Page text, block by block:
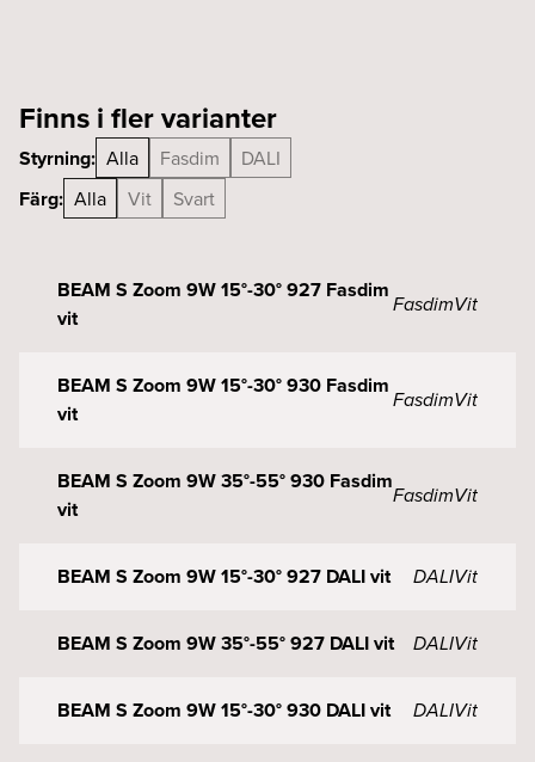
Finns i fler varianter
Styrning: Alla Fasdim DALI
Färg: Alla Vit Svart
BEAM S Zoom 9W 15°-30° 927 Fasdim
vit
FasdimVit
BEAM S Zoom 9W 15°-30° 930 Fasdim
vit
FasdimVit
BEAM S Zoom 9W 35°-55° 930 Fasdim
vit
FasdimVit
BEAM S Zoom 9W 15°-30° 927 DALI vit DALIVit
BEAM S Zoom 9W 35°-55° 927 DALI vit DALIVit
BEAM S Zoom 9W 15°-30° 930 DALI vit DALIVit